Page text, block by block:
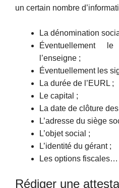
un certain nombre
La dénomination
Éventuellement
l’enseigne ;
Éventuellement les
La durée de l’EURL ;
Le capital ;
La date de clôture
L’adresse du siège
L’objet social ;
L’identité du gérant ;
Les options fiscales…
Rédiger une